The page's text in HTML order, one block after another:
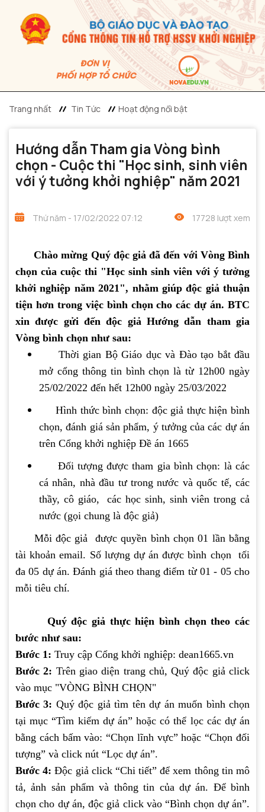
Trang nhất Tin Tức Hoạt động nổi bật
Hướng dẫn Tham gia Vòng bình
chọn - Cuộc thi "Học sinh, sinh viên
với ý tưởng khởi nghiệp" năm 2021
Thứ năm - 17/02/2022 07:12 17728 lượt xem
Chào mừng Quý độc giả đã đến với Vòng Bình
chọn của cuộc thi "Học sinh sinh viên với ý tưởng
khởi nghiệp năm 2021", nhằm giúp độc giả thuận
tiện hơn trong việc bình chọn cho các dự án. BTC
xin được gửi đến độc giả Hướng dẫn tham gia
Vòng bình chọn như sau:
Thời gian Bộ Giáo dục và Đào tạo bắt đầu
mở cổng thông tin bình chọn là từ 12h00 ngày
25/02/2022 đến hết 12h00 ngày 25/03/2022
Hình thức bình chọn: độc giả thực hiện bình
chọn, đánh giá sản phẩm, ý tưởng của các dự án
trên Cổng khởi nghiệp Đề án 1665
Đối tượng được tham gia bình chọn: là các
cá nhân, nhà đầu tư trong nước và quốc tế, các
thầy, cô giáo, các học sinh, sinh viên trong cả
nước (gọi chung là độc giả)
Mỗi độc giả được quyền bình chọn 01 lần bằng
tài khoản email. Số lượng dự án được bình chọn tối
đa 05 dự án. Đánh giá theo thang điểm từ 01 - 05 cho
mỗi tiêu chí.
Quý độc giả thực hiện bình chọn theo các
bước như sau:
Bước 1: Truy cập Cổng khởi nghiệp: dean1665.vn
Bước 2: Trên giao diện trang chủ, Quý độc giả click
vào mục "VÒNG BÌNH CHỌN"
Bước 3: Quý độc giả tìm tên dự án muốn bình chọn
tại mục “Tìm kiếm dự án” hoặc có thể lọc các dự án
bằng cách bấm vào: “Chọn lĩnh vực” hoặc “Chọn đối
tượng” và click nút “Lọc dự án”.
Bước 4:Độc giả click “Chi tiết” để xem thông tin mô
tả, ảnh sản phẩm và thông tin của dự án. Để bình
chọn cho dự án, độc giả click vào “Bình chọn dự án”.